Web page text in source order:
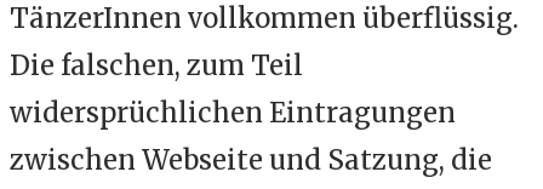
TänzerInnen vollkommen überflüssig.
Die falschen, zum Teil
widersprüchlichen Eintragungen
zwischen Webseite und Satzung, die